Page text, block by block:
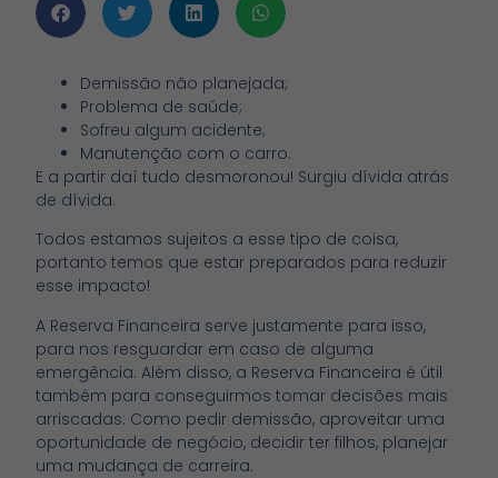
Demissão não planejada;
Problema de saúde;
Sofreu algum acidente;
Manutenção com o carro.
E a partir daí tudo desmoronou! Surgiu dívida atrás
de dívida.
Todos estamos sujeitos a esse tipo de coisa,
portanto temos que estar preparados para reduzir
esse impacto!
A Reserva Financeira serve justamente para isso,
para nos resguardar em caso de alguma
emergência. Além disso, a Reserva Financeira é útil
também para conseguirmos tomar decisões mais
arriscadas: Como pedir demissão, aproveitar uma
oportunidade de negócio, decidir ter filhos, planejar
uma mudança de carreira.